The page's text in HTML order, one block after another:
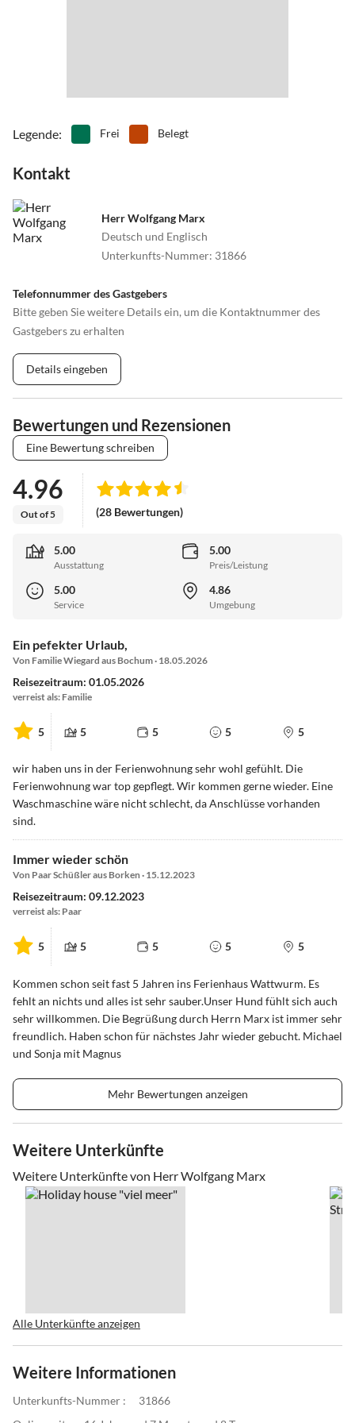
Legende: Frei Belegt
Kontakt
Herr Wolfgang Marx
Deutsch und Englisch
Unterkunfts-Nummer: 31866
Telefonnummer des Gastgebers
Bitte geben Sie weitere Details ein, um die Kontaktnummer des
Gastgebers zu erhalten
Details eingeben
Bewertungen und Rezensionen
Eine Bewertung schreiben
4.96
Out of 5 (28 Bewertungen)
5.00
Ausstattung
5.00
Preis/Leistung
5.00
Service
4.86
Umgebung
Ein pefekter Urlaub,
Von Familie Wiegard aus Bochum · 18.05.2026
Reisezeitraum: 01.05.2026
verreist als: Familie
5 5 5 5 5
wir haben uns in der Ferienwohnung sehr wohl gefühlt. Die
Ferienwohnung war top gepflegt. Wir kommen gerne wieder. Eine
Waschmaschine wäre nicht schlecht, da Anschlüsse vorhanden
sind.
Immer wieder schön
Von Paar Schüßler aus Borken · 15.12.2023
Reisezeitraum: 09.12.2023
verreist als: Paar
5 5 5 5 5
Kommen schon seit fast 5 Jahren ins Ferienhaus Wattwurm. Es
fehlt an nichts und alles ist sehr sauber.Unser Hund fühlt sich auch
sehr willkommen. Die Begrüßung durch Herrn Marx ist immer sehr
freundlich. Haben schon für nächstes Jahr wieder gebucht. Michael
und Sonja mit Magnus
Mehr Bewertungen anzeigen
Weitere Unterkünfte
Weitere Unterkünfte von Herr Wolfgang Marx
Alle Unterkünfte anzeigen
Weitere Informationen
Unterkunfts-Nummer :
31866